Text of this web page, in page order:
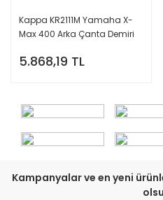
Kappa KR2111M Yamaha X-
Max 400 Arka Çanta Demiri
5.868,19 TL
Kampanyalar ve en yeni